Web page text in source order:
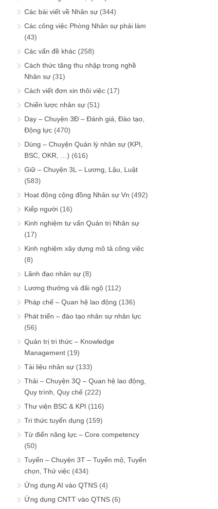
Các bài viết về Nhân sự (344)
Các công việc Phòng Nhân sự phải làm
(43)
Các vấn đề khác (258)
Cách thức tăng thu nhập trong nghề
Nhân sự (31)
Cách viết đơn xin thôi việc (17)
Chiến lược nhân sự (51)
Dạy – Chuyện 3Đ – Đánh giá, Đào tạo,
Động lực (470)
Dùng – Chuyện Quản lý nhân sự (KPI,
BSC, OKR, …) (616)
Giữ – Chuyện 3L – Lương, Lậu, Luật
(583)
Hoạt động cộng đồng Nhân sự Vn (492)
Kiếp người (16)
Kinh nghiệm tư vấn Quản trị Nhân sự
(17)
Kinh nghiệm xây dựng mô tả công việc
(8)
Lãnh đạo nhân sự (8)
Lương thưởng và đãi ngộ (112)
Pháp chế – Quan hệ lao động (136)
Phát triển – đào tạo nhân sự nhân lực
(56)
Quản trị tri thức – Knowledge
Management (19)
Tài liệu nhân sự (133)
Thải – Chuyện 3Q – Quan hệ lao động,
Quy trình, Quy chế (222)
Thư viện BSC & KPI (116)
Tri thức tuyển dụng (159)
Từ điển năng lực – Core competency
(50)
Tuyển – Chuyện 3T – Tuyển mộ, Tuyển
chọn, Thử việc (434)
Ứng dụng AI vào QTNS (4)
Ứng dụng CNTT vào QTNS (6)